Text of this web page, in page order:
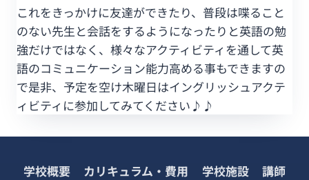
これをきっかけに友達ができたり、普段は喋ること
のない先生と会話をするようになったりと英語の勉
強だけではなく、様々なアクティビティを通して英
語のコミュニケーション能力高める事もできますの
で是非、予定を空け木曜日はイングリッシュアクテ
ィビティに参加してみてください♪♪
学校概要 カリキュラム・費用 学校施設
講師